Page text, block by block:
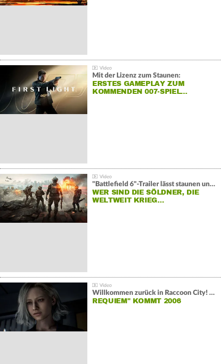
Mit der Lizenz zum Staunen:
ERSTES GAMEPLAY ZUM
KOMMENDEN 007-SPIEL…
"Battlefield 6"-Trailer lässt staunen und rätseln:
WER SIND DIE SÖLDNER, DIE
WELTWEIT KRIEG…
Willkommen zurück in Raccoon City! "Resident Evil:
REQUIEM" KOMMT 2006